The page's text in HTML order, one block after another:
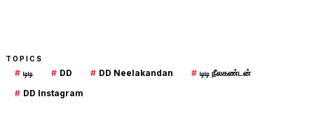
TOPICS
# டிடி # DD # DD Neelakandan # டிடி நீலகண்டன்
# DD Instagram